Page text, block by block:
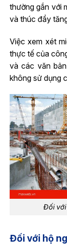
thường gắn với
và thúc đẩy
Việc xem xét
thực tế của
và các văn
không sử dụng
Đối
Đối với hộ